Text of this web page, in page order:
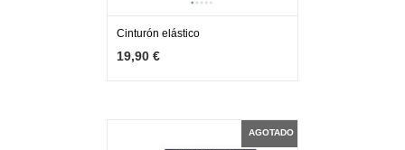
VER OPCIONES
Cinturón elástico
19,90 €
AGOTADO